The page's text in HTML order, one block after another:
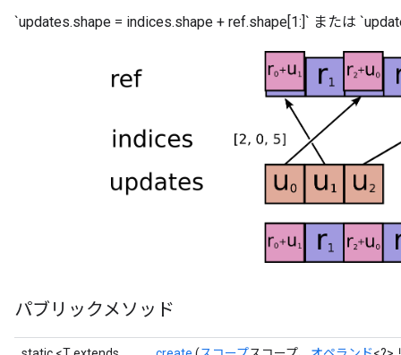
`updates.shape = indices.shape + ref.shape[1:]` または
パブリックメソッド